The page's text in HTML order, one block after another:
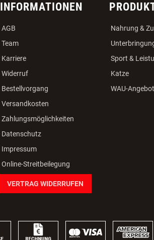
INFORMATIONEN
AGB
Team
Karriere
Widerruf
Bestellvorgang
Versandkosten
Zahlungsmöglichkeiten
Datenschutz
Impressum
Online-Streitbeilegung
VERTRAG WIDERRUFEN
Nahrung &
Sport &
Katze
WAU-